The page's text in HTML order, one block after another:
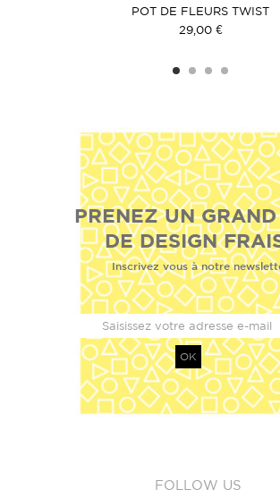
POT DE FLEURS TWIST
29,00 €
PRENEZ UN
DE DESIGN
Inscrivez vous à notre
OK
FOLLOW US